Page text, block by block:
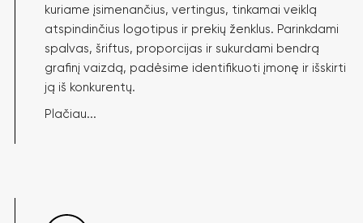
kuriame įsimenančius, vertingus, tinkamai veiklą
atspindinčius logotipus ir prekių ženklus. Parinkdami
spalvas, šriftus, proporcijas ir sukurdami bendrą
grafinį vaizdą, padėsime identifikuoti įmonę ir išskirti
ją iš konkurentų.
Plačiau...